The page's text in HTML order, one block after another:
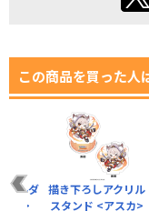
この商品を買った人
ホルダ
ナ>
描き下ろしアクリル
スタンド <アスカ>